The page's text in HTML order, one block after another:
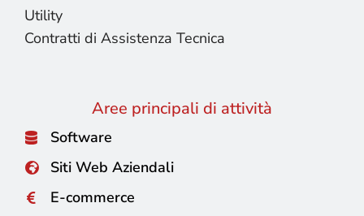
Utility
Contratti di Assistenza Tecnica
Aree principali di attività
Software
Siti Web Aziendali
E-commerce